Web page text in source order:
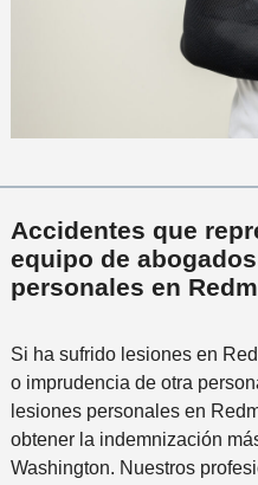
Accidentes que
equipo de
personales en
Si ha sufrido lesiones en
o imprudencia de otra
lesiones personales en
obtener la indemnización
Washington. Nuestros